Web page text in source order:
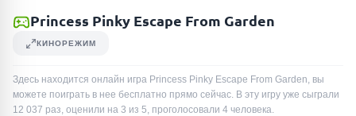
Princess Pinky Escape From Garden
КИНОРЕЖИМ
Здесь находится онлайн игра Princess Pinky Escape From Garden, вы
можете поиграть в нее бесплатно прямо сейчас. В эту игру уже сыграли
12 037 раз, оценили на 3 из 5, проголосовали 4 человека.